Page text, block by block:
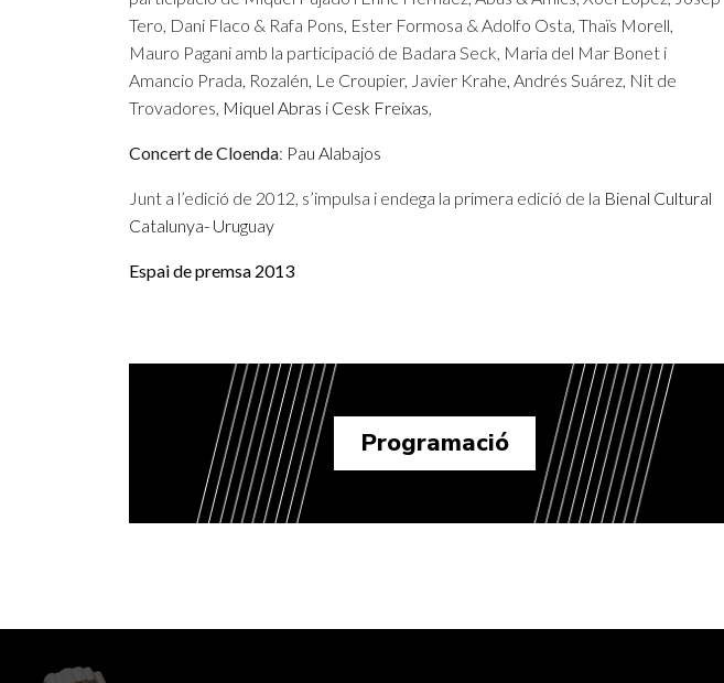
Tero, Dani Flaco & Rafa Pons, Ester Formosa & Adolfo Osta, Thaïs Morell,
Mauro Pagani amb la participació de Badara Seck, Maria del Mar Bonet i
Amancio Prada, Rozalén, Le Croupier, Javier Krahe, Andrés Suárez, Nit de
Trovadores, Miquel Abras i Cesk Freixas
Concert de Cloenda: Pau Alabajos
Junt a l’edició de 2012, s’impulsa i endega la primera edició de la Bienal Cultural
Catalunya- Uruguay
Espai de premsa 2013
Programació